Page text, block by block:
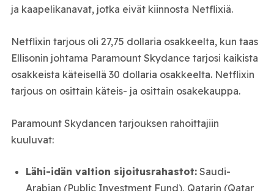
ja kaapelikanavat, jotka eivät kiinnosta Netflixiä.
Netflixin tarjous oli 27,75 dollaria osakkeelta, kun taas
Ellisonin johtama Paramount Skydance tarjosi kaikista
osakkeista käteisellä 30 dollaria osakkeelta. Netflixin
tarjous on osittain käteis- ja osittain osakekauppa.
Paramount Skydancen tarjouksen rahoittajiin
kuuluvat:
Lähi-idän valtion sijoitusrahastot:Saudi-
Arabian (Public Investment Fund), Qatarin (Qatar